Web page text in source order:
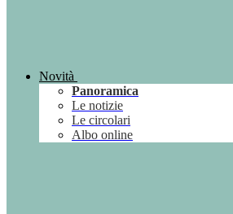
Novità
Panoramica
Le notizie
Le circolari
Albo online